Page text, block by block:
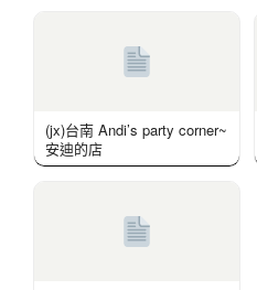
(jx)台南 Andi’s party corner~
安迪的店